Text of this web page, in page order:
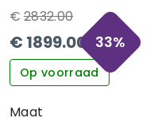
€ 2832.00
€ 1899.00 33%
Op voorraad
Maat